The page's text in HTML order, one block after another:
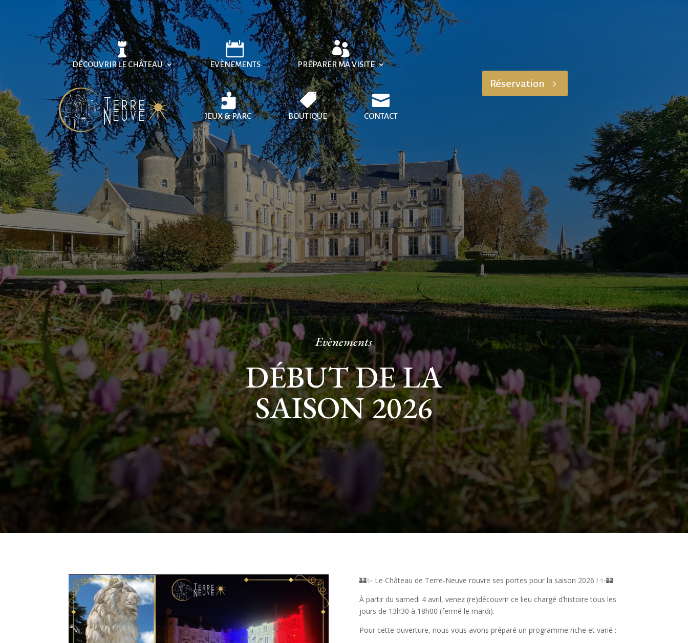
DÉCOUVRIR LE CHÂTEAU EVÈNEMENTS PRÉPARER MA VISITE
JEUX & PARC BOUTIQUE CONTACT
Réservation
Evènements
DÉBUT DE LA
SAISON 2026
🏰✨ Le Château de Terre-Neuve rouvre ses portes pour la saison 2026 ! ✨🏰
À partir du samedi 4 avril, venez (re)découvrir ce lieu chargé d’histoire tous les
jours de 13h30 à 18h00 (fermé le mardi).
Pour cette ouverture, nous vous avons préparé un programme riche et varié :